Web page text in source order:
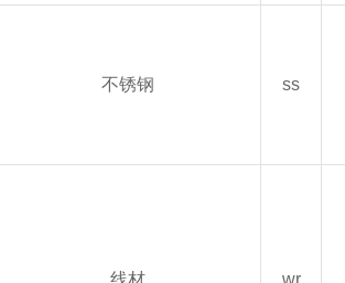
不锈钢 ss
线材 wr